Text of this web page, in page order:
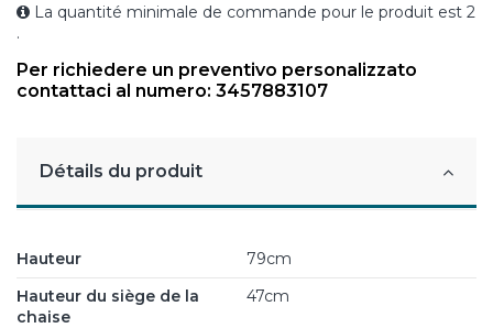
La quantité minimale de commande pour le produit est 2
.
Per richiedere un preventivo personalizzato
contattaci al numero: 3457883107
Détails du produit
Hauteur
79cm
Hauteur du siège de la
chaise
47cm